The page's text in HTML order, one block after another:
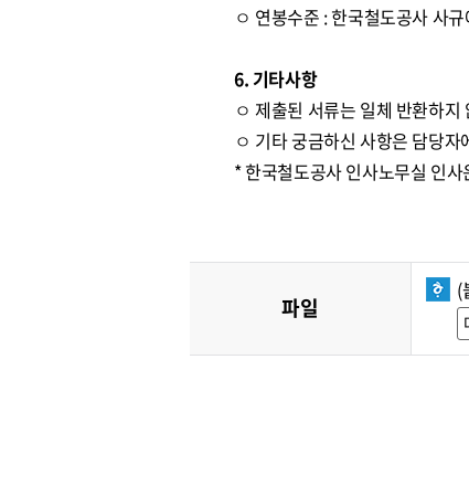
ㅇ 연봉수준 : 한국철도공사 사
6. 기타사항
ㅇ 제출된 서류는 일체 반환하
ㅇ 기타 궁금하신 사항은 담당
* 한국철도공사 인사노무실 인
파일
(